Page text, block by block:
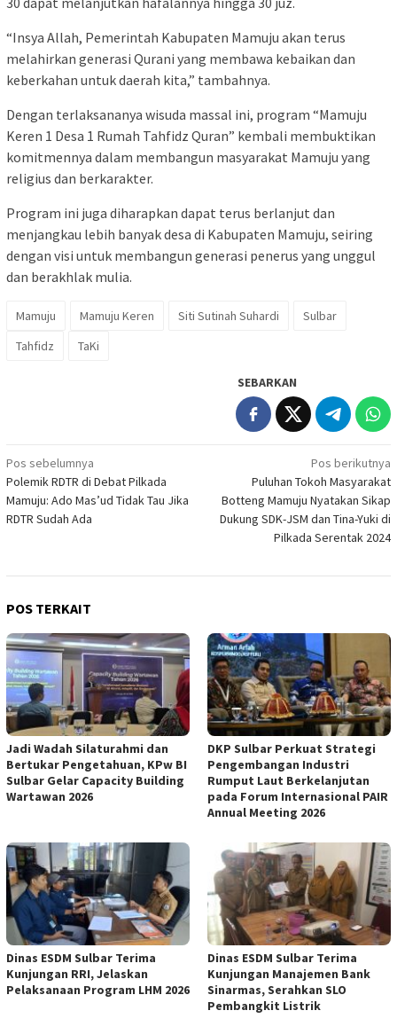
“Insya Allah, Pemerintah Kabupaten Mamuju akan terus
melahirkan generasi Qurani yang membawa kebaikan dan
keberkahan untuk daerah kita,” tambahnya.
Dengan terlaksananya wisuda massal ini, program “Mamuju
Keren 1 Desa 1 Rumah Tahfidz Quran” kembali membuktikan
komitmennya dalam membangun masyarakat Mamuju yang
religius dan berkarakter.
Program ini juga diharapkan dapat terus berlanjut dan
menjangkau lebih banyak desa di Kabupaten Mamuju, seiring
dengan visi untuk membangun generasi penerus yang unggul
dan berakhlak mulia.
Mamuju Mamuju Keren Siti Sutinah Suhardi
Sulbar
Tahfidz
TaKi
SEBARKAN
Navigasi
pos
Pos sebelumnya
Polemik RDTR di Debat Pilkada
Mamuju: Ado Mas’ud Tidak Tau Jika
RDTR Sudah Ada
Pos berikutnya
Puluhan Tokoh Masyarakat
Botteng Mamuju Nyatakan Sikap
Dukung SDK-JSM dan Tina-Yuki di
Pilkada Serentak 2024
POS TERKAIT
Jadi Wadah Silaturahmi dan
Bertukar Pengetahuan, KPw BI
Sulbar Gelar Capacity Building
Wartawan 2026
DKP Sulbar Perkuat Strategi
Pengembangan Industri
Rumput Laut Berkelanjutan
pada Forum Internasional PAIR
Annual Meeting 2026
Dinas ESDM Sulbar Terima
Kunjungan RRI, Jelaskan
Pelaksanaan Program LHM 2026
Dinas ESDM Sulbar Terima
Kunjungan Manajemen Bank
Sinarmas, Serahkan SLO
Pembangkit Listrik